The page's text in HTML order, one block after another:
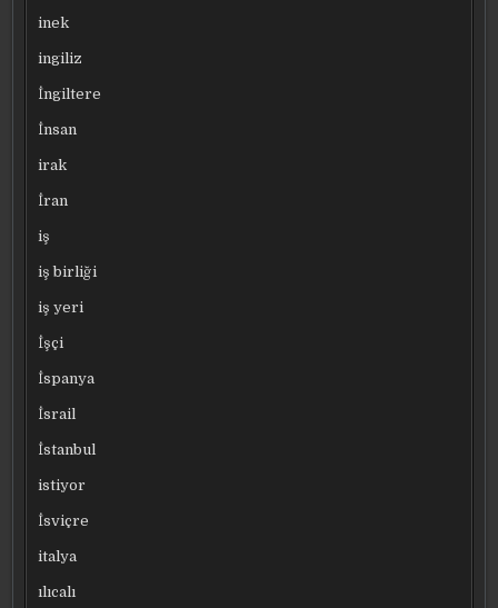
inek
ingiliz
İngiltere
İnsan
irak
İran
iş
iş birliği
iş yeri
İşçi
İspanya
İsrail
İstanbul
istiyor
İsviçre
italya
ılıcalı